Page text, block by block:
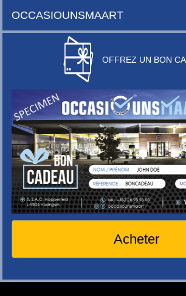
OCCASIOUNSMAART
OFFREZ UN BON
Acheter